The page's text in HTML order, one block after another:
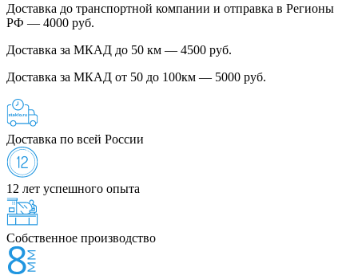
Доставка до транспортной компании и отправка в Регионы
РФ — 4000 руб.
Доставка за МКАД до 50 км — 4500 руб.
Доставка за МКАД от 50 до 100км — 5000 руб.
Доставка по всей России
12 лет успешного опыта
Собственное производство